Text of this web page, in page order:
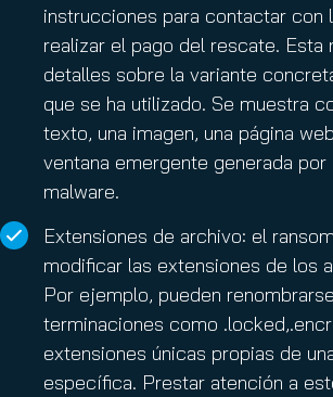
instrucciones para contactar con
realizar el pago del rescate. Esta
detalles sobre la variante
que se ha utilizado. Se muestra
texto, una imagen, una página
ventana emergente generada por
malware.
Extensiones de archivo: el
modificar las extensiones de los
Por ejemplo, pueden
terminaciones como
extensiones únicas propias de
específica. Prestar atención a